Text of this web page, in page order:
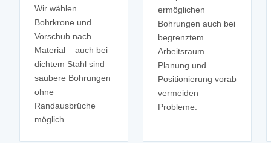
Wir wählen
Bohrkrone und
Vorschub nach
Material – auch bei
dichtem Stahl sind
saubere Bohrungen
ohne
Randausbrüche
möglich.
ermöglichen
Bohrungen auch bei
begrenztem
Arbeitsraum –
Planung und
Positionierung vorab
vermeiden
Probleme.